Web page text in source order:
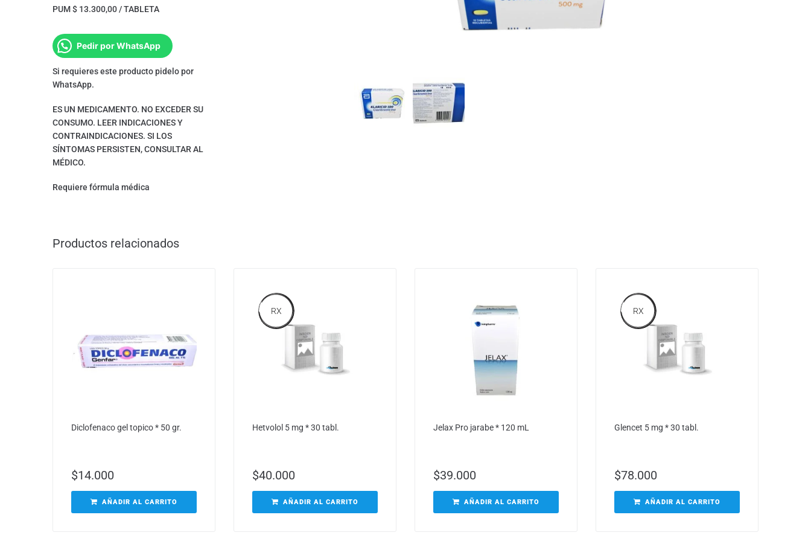
PUM $ 13.300,00 / TABLETA
Pedir por WhatsApp
Si requieres este producto pidelo por
WhatsApp.
ES UN MEDICAMENTO. NO EXCEDER SU
CONSUMO. LEER INDICACIONES Y
CONTRAINDICACIONES. SI LOS
SÍNTOMAS PERSISTEN, CONSULTAR AL
MÉDICO.
Requiere fórmula médica
Productos relacionados
Diclofenaco gel topico * 50 gr.
$14.000
AÑADIR AL CARRITO
RX
Hetvolol 5 mg * 30 tabl.
$40.000
AÑADIR AL CARRITO
Jelax Pro jarabe * 120 mL
$39.000
AÑADIR AL CARRITO
RX
Glencet 5 mg * 30 tabl.
$78.000
AÑADIR AL CARRITO